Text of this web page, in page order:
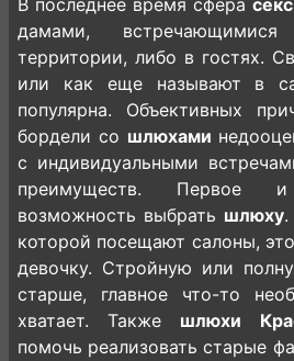
В последнее время сфера секс
дамами,
территории, либо в гостях.
или как еще называют в
популярна. Объективных
бордели со шлюхами
с индивидуальными
преимуществ. Первое
возможность выбрать шлюху.
которой посещают салоны,
девочку. Стройную или
старше, главное что-то
хватает. Также шлюхи
помочь реализовать старые